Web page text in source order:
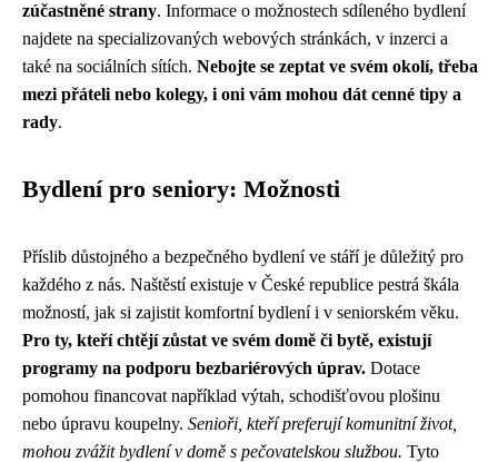
zúčastněné strany. Informace o možnostech sdíleného bydlení
najdete na specializovaných webových stránkách, v inzerci a
také na sociálních sítích. Nebojte se zeptat ve svém okolí, třeba
mezi přáteli nebo kolegy, i oni vám mohou dát cenné tipy a
rady.
Bydlení pro seniory: Možnosti
Příslib důstojného a bezpečného bydlení ve stáří je důležitý pro
každého z nás. Naštěstí existuje v České republice pestrá škála
možností, jak si zajistit komfortní bydlení i v seniorském věku.
Pro ty, kteří chtějí zůstat ve svém domě či bytě, existují
programy na podporu bezbariérových úprav. Dotace
pomohou financovat například výtah, schodišťovou plošinu
nebo úpravu koupelny. Senioři, kteří preferují komunitní život,
mohou zvážit bydlení v domě s pečovatelskou službou. Tyto